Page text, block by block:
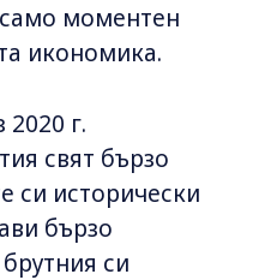
само моментен
икономика.
2020 г.
свят бързо
си исторически
бързо
си